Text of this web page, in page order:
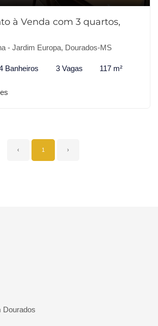
à Venda com 3 quartos,
- Jardim Europa, Dourados-MS
Banheiros 3 Vagas 117 m²
‹ 1 ›
Dourados